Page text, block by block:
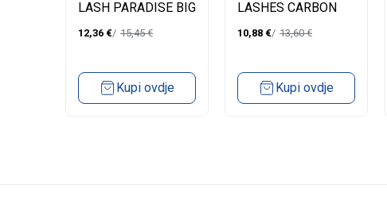
LASH PARADISE BIG
12,36 € 15,45€
Kupi ovdje
LASHES CARBON
10,88 € 13,60€
Kupi ovdje